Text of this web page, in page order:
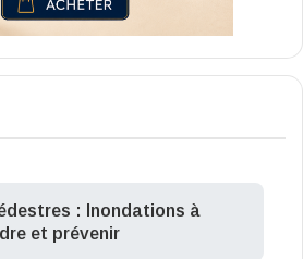
: Inondations à
et prévenir